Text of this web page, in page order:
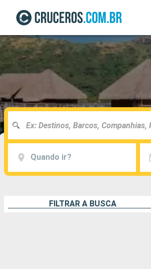
Quando ir?
FILTRAR A BUSCA